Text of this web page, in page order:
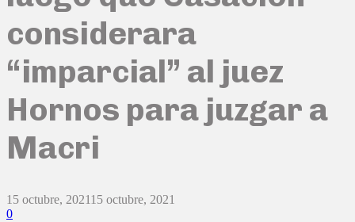
considerara
“imparcial” al juez
Hornos para juzgar a
Macri
15 octubre, 202115 octubre, 2021
0